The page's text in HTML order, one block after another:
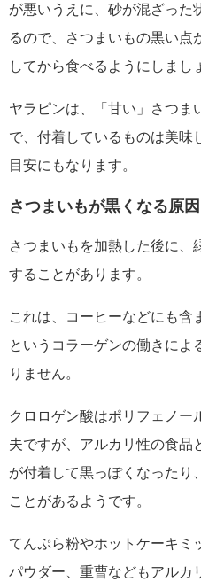
が悪いうえに、砂が混ざった
るので、さつまいもの黒い点
してから食べるようにしまし
ヤラピンは、「甘い」さつま
で、付着しているものは美味
目安にもなります。
さつまいもが黒くなる原
さつまいもを加熱した後に、
することがあります。
これは、コーヒーなどにも含
というコラーゲンの働きによ
りません。
クロロゲン酸はポリフェノー
夫ですが、アルカリ性の食品
が付着して黒っぽくなったり
ことがあるようです。
てんぷら粉やホットケーキミ
パウダー、重曹などもアルカ